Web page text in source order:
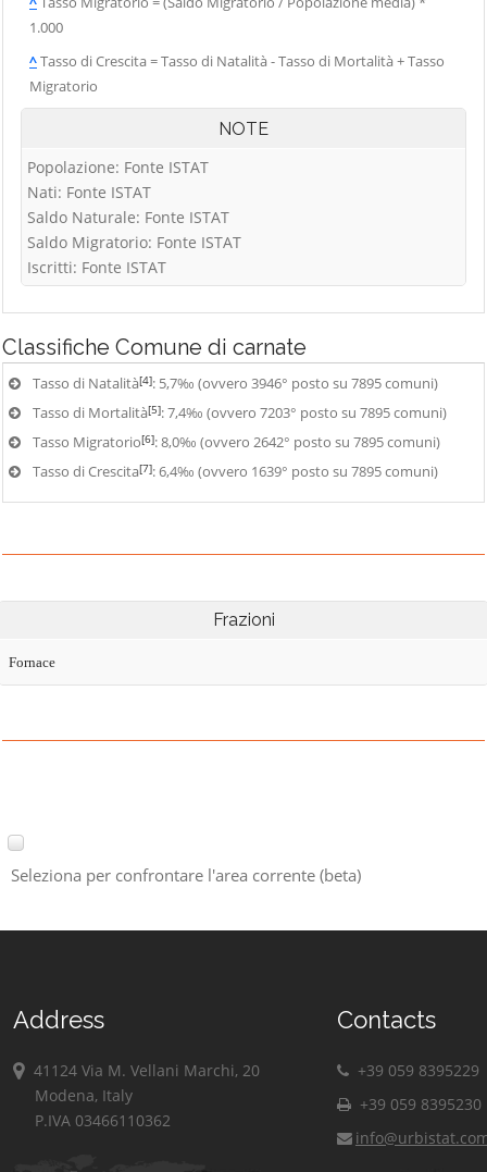
1.000
^Tasso di Crescita = Tasso di Natalità - Tasso di Mortalità + Tasso
Migratorio
NOTE
Popolazione: Fonte ISTAT
Nati: Fonte ISTAT
Saldo Naturale: Fonte ISTAT
Saldo Migratorio: Fonte ISTAT
Iscritti: Fonte ISTAT
Classifiche Comune di carnate
Tasso di Natalità[4]: 5,7‰ (ovvero 3946° posto su 7895 comuni)
Tasso di Mortalità[5]: 7,4‰ (ovvero 7203° posto su 7895 comuni)
Tasso Migratorio[6]: 8,0‰ (ovvero 2642° posto su 7895 comuni)
Tasso di Crescita[7]: 6,4‰ (ovvero 1639° posto su 7895 comuni)
Frazioni
Fornace
Seleziona per confrontare l'area corrente (beta)
Address
41124 Via M. Vellani Marchi, 20
Modena, Italy
P.IVA 03466110362
Contacts
+39 059 8395229
+39 059 8395230